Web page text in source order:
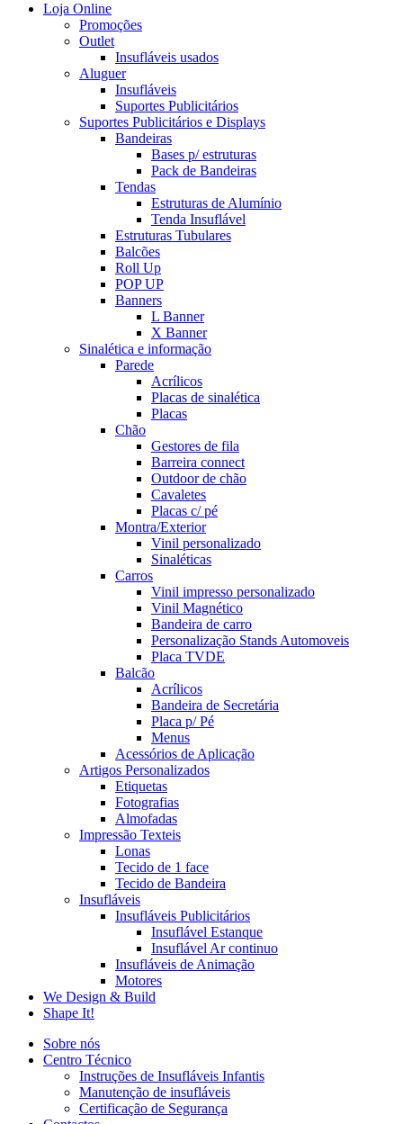
This
This
This
This
This
This
This
Loja Online
Promoções
Outlet
Insufláveis usados
Aluguer
Insufláveis
Suportes Publicitários
Suportes Publicitários e Displays
Bandeiras
Bases p/ estruturas
Pack de Bandeiras
Tendas
Estruturas de Alumínio
Tenda Insuflável
Estruturas Tubulares
Balcões
Roll Up
POP UP
Banners
L Banner
X Banner
Sinalética e informação
Parede
Acrílicos
Placas de sinalética
Placas
Chão
Gestores de fila
Barreira connect
Outdoor de chão
Cavaletes
Placas c/ pé
Montra/Exterior
Vinil personalizado
Sinaléticas
Carros
Vinil impresso personalizado
Vinil Magnético
Bandeira de carro
Personalização Stands Automoveis
Placa TVDE
Balcão
Acrílicos
Bandeira de Secretária
Placa p/ Pé
Menus
Acessórios de Aplicação
Artigos Personalizados
Etiquetas
Fotografias
Almofadas
Impressão Texteis
Lonas
Tecido de 1 face
Tecido de Bandeira
Insufláveis
Insufláveis Publicitários
Insuflável Estanque
Insuflável Ar continuo
Insufláveis de Animação
Motores
We Design & Build
Shape It!
Sobre nós
Centro Técnico
Instruções de Insufláveis Infantis
Manutenção de insufláveis
Certificação de Segurança